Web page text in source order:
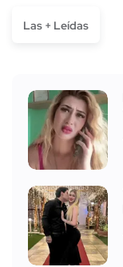
Las + Leídas